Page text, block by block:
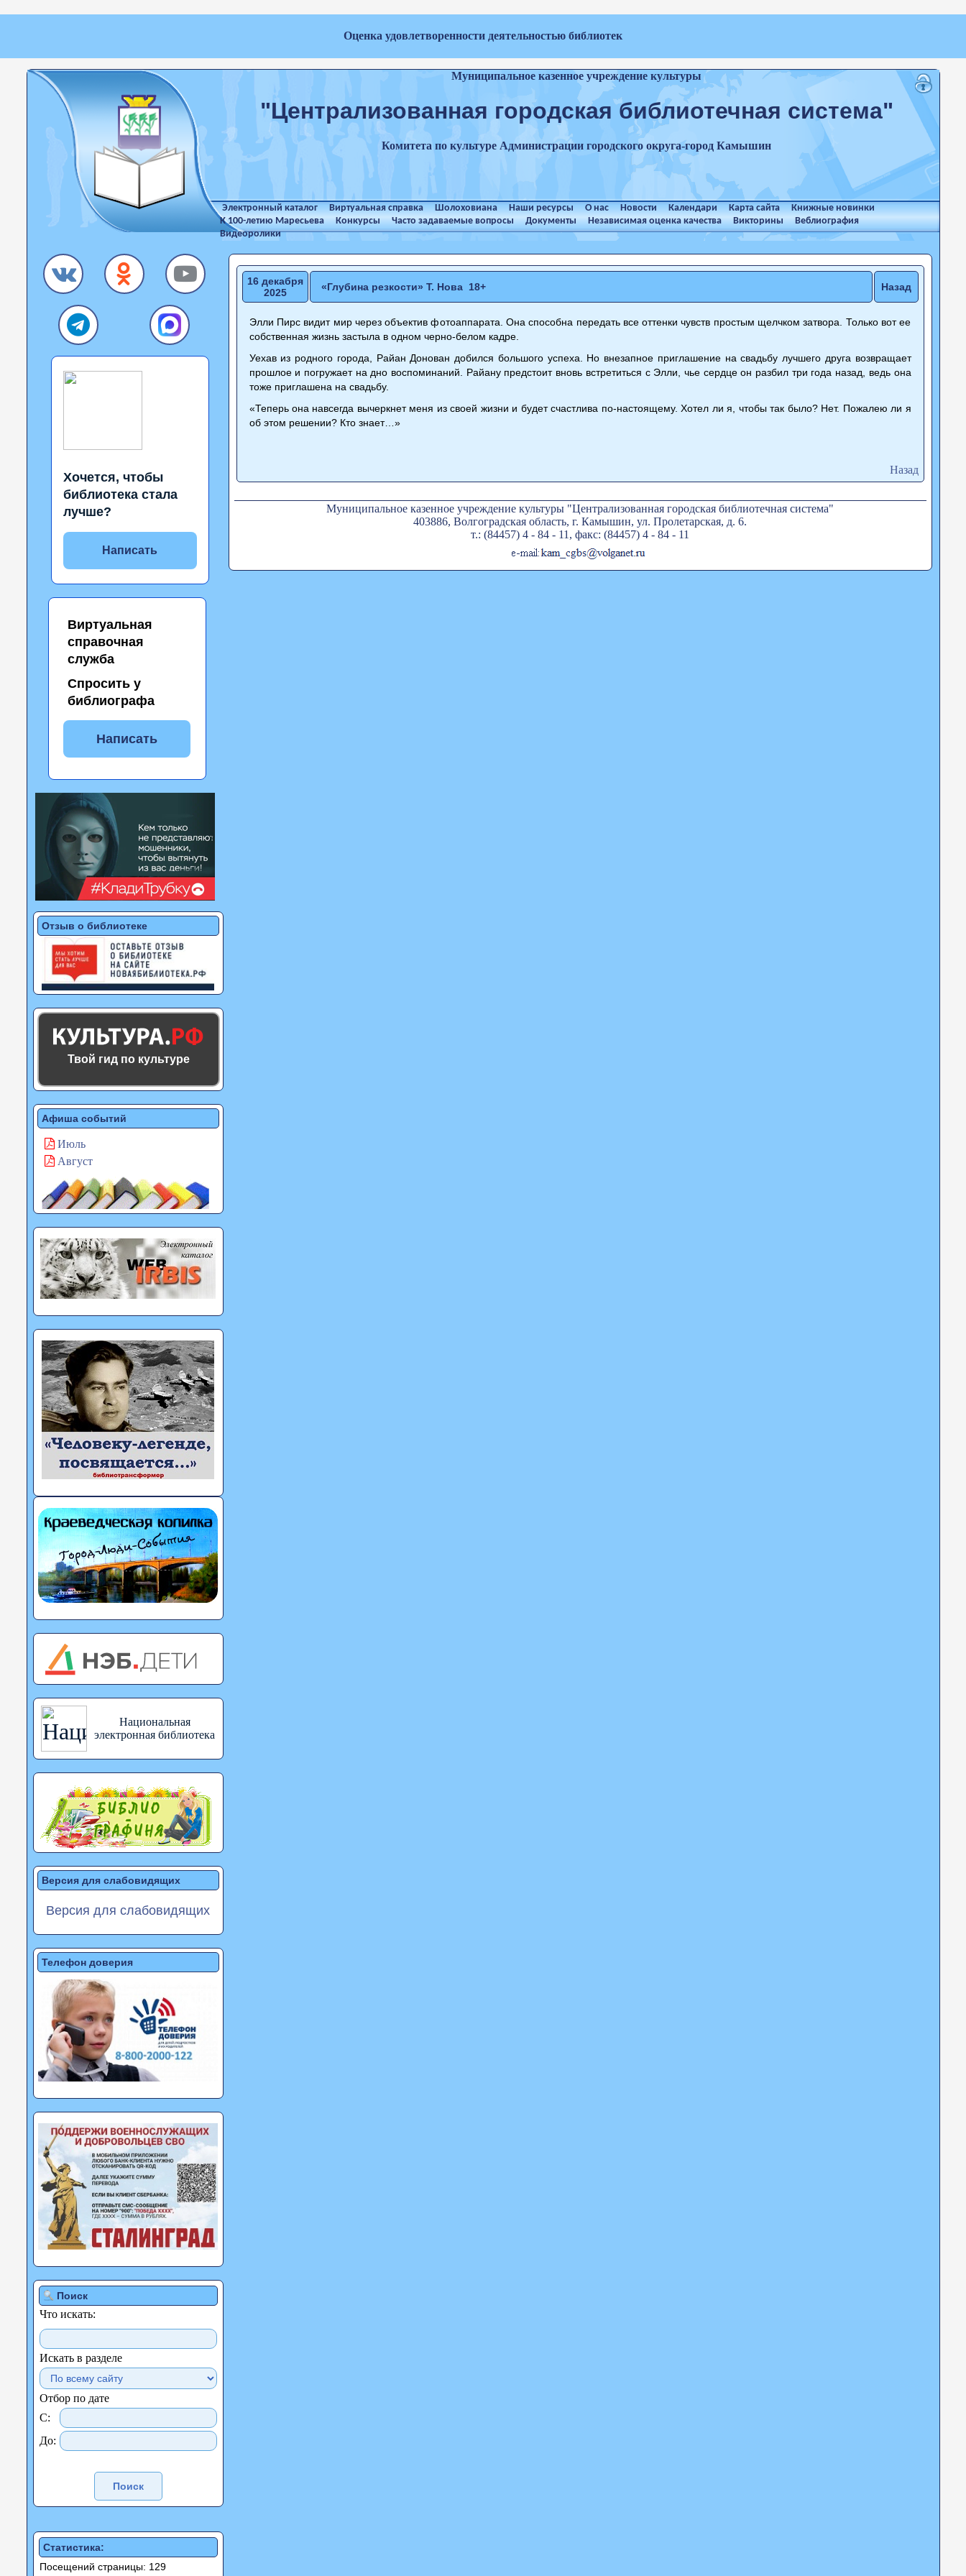
Оценка удовлетворенности деятельностью библиотек
Муниципальное казенное учреждение культуры
"Централизованная городская библиотечная система"
Комитета по культуре Администрации городского округа-город Камышин
Электронный каталог Виртуальная справка Шолоховиана Наши ресурсы О нас Новости Календари Карта сайта
Книжные новинки
К 100-летию Маресьева
Конкурсы Часто задаваемые вопросы Документы Независимая оценка качества Викторины
Веблиография
Видеоролики
Хочется, чтобы
библиотека стала
лучше?
Написать
Виртуальная
справочная
служба
Спросить у
библиографа
Написать
Отзыв о библиотеке
Твой гид по культуре
Афиша событий
Июль
Август
Национальная
электронная библиотека
Версия для слабовидящих
Версия для слабовидящих
Телефон доверия
Поиск
Что искать:
Искать в разделе
Отбор по дате
С:
До:
Статистика:
Посещений страницы: 129
16 декабря
2025
«Глубина резкости» Т. Нова 18+ Назад
Элли Пирс видит мир через объектив фотоаппарата. Она способна передать все оттенки чувств простым щелчком затвора. Только вот ее
собственная жизнь застыла в одном черно-белом кадре.
Уехав из родного города, Райан Донован добился большого успеха. Но внезапное приглашение на свадьбу лучшего друга возвращает
прошлое и погружает на дно воспоминаний. Райану предстоит вновь встретиться с Элли, чье сердце он разбил три года назад, ведь она
тоже приглашена на свадьбу.
«Теперь она навсегда вычеркнет меня из своей жизни и будет счастлива по-настоящему. Хотел ли я, чтобы так было? Нет. Пожалею ли я
об этом решении? Кто знает…»
Назад
Муниципальное казенное учреждение культуры "Централизованная городская библиотечная система"
403886, Волгоградская область, г. Камышин, ул. Пролетарская, д. 6.
т.: (84457) 4 - 84 - 11, факс: (84457) 4 - 84 - 11